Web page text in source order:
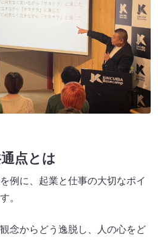
点とは
例に、起業と仕事の大切なポイ
。
念からどう逸脱し、人の心をど